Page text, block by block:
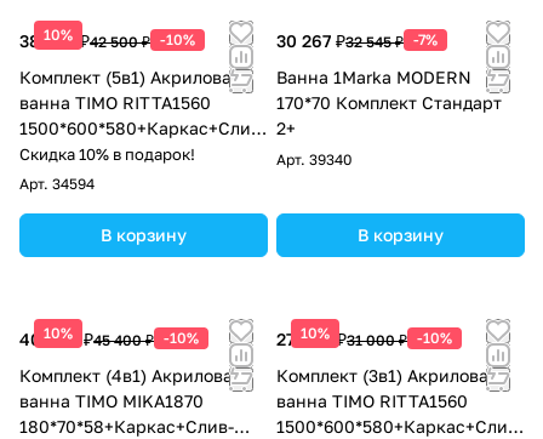
10%
38 250 ₽42 500 ₽ -10%
Комплект (5в1) Акриловая
ванна TIMO RITTA1560
1500*600*580+Каркас+Слив-
перелив+Фронтальная
панель+Торцевая панель
Скидка 10% в подарок!
Арт. 34594
В корзину
30 267 ₽32 545 ₽ -7%
Ванна 1Marka MODERN
170*70 Комплект Стандарт
2+
Арт. 39340
В корзину
10%
40 860 ₽45 400 ₽ -10%
Комплект (4в1) Акриловая
ванна TIMO MIKA1870
180*70*58+Каркас+Слив-
10%
27 900 ₽31 000 ₽ -10%
Комплект (3в1) Акриловая
ванна TIMO RITTA1560
1500*600*580+Каркас+Слив-